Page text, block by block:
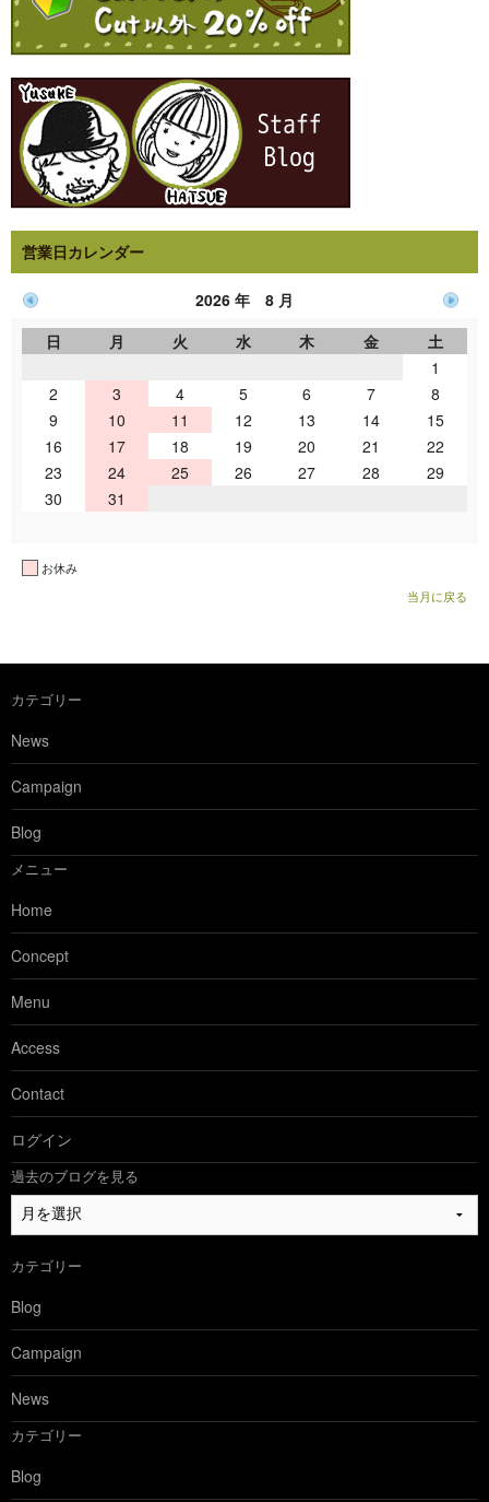
営業日カレンダー
2026 年 8 月
日
月 火 水 木 金
土
1
2
3 4 5 6 7
8
9
10 11 12 13 14
15
16
17 18 19 20 21
22
23
24 25 26 27 28
29
30
31
お休み
当月に戻る
カテゴリー
News
Campaign
Blog
メニュー
Home
Concept
Menu
Access
Contact
ログイン
過去のブログを見る
過
去
ブ
ロ
グ
を
見
る
カテゴリー
Blog
Campaign
News
カテゴリー
Blog